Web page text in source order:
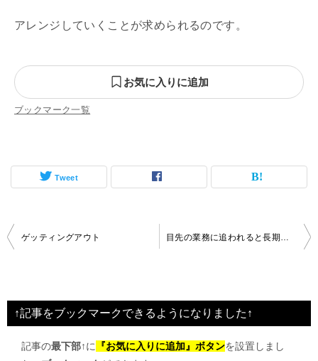
アレンジしていくことが求められるのです。
お気に入りに追加
ブックマーク一覧
Tweet
投
ビ
ゲ
ゲッティングアウト
↑記事をブックマークできるようになりました↑
記事の最下部↑に 『お気に入りに追加』ボタンを設置しまし